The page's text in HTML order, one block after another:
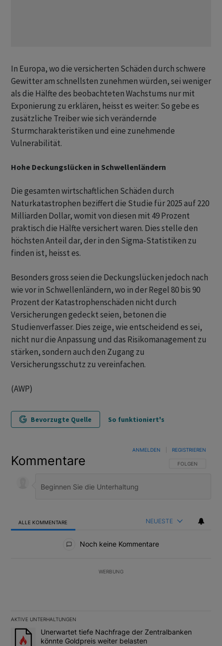
In Europa, wo die versicherten Schäden durch schwere
Gewitter am schnellsten zunehmen würden, sei weniger
als die Hälfte des beobachteten Wachstums nur mit
Exponierung zu erklären, heisst es weiter: So gebe es
zusätzliche Treiber wie sich verändernde
Sturmcharakteristiken und eine zunehmende
Vulnerabilität.
Hohe Deckungslücken in Schwellenländern
Die gesamten wirtschaftlichen Schäden durch
Naturkatastrophen beziffert die Studie für 2025 auf 220
Milliarden Dollar, womit von diesen mit 49 Prozent
praktisch die Hälfte versichert waren. Dies stelle den
höchsten Anteil dar, der in den Sigma-Statistiken zu
finden ist, heisst es.
Besonders gross seien die Deckungslücken jedoch nach
wie vor in Schwellenländern, wo in der Regel 80 bis 90
Prozent der Katastrophenschäden nicht durch
Versicherungen gedeckt seien, betonen die
Studienverfasser. Dies zeige, wie entscheidend es sei,
nicht nur die Anpassung und das Risikomanagement zu
stärken, sondern auch den Zugang zu
Versicherungsschutz zu vereinfachen.
(AWP)
Bevorzugte Quelle So funktioniert's
Kommentare FOLGE DIESER
FOLGEN
ANMELDEN REGISTRIEREN
ALLE KOMMENTARE NEUESTE
Noch keine Kommentare
WERBUNG
AKTIVE UNTERHALTUNGEN
Das Folgende ist eine Liste der am meisten kommentierten
Ein Trendartikel mit dem Titel "Unerwartet tiefe Nachfrage der
Unerwartet tiefe Nachfrage der Zentralbanken
könnte Goldpreis weiter belasten